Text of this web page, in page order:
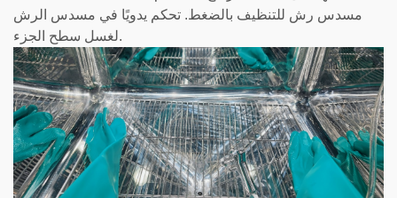
مسدس رش للتنظيف بالضغط. تحكم يدويًا في مسدس الرش
لغسل سطح الجزء.